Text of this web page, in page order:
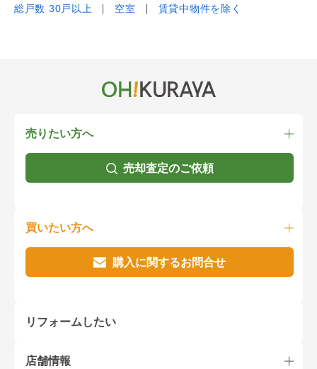
総戸数 30戸以上
空室 賃貸中物件を除く
売りたい方へ
売却査定のご依頼
買いたい方へ
購入に関するお問合せ
リフォームしたい
店舗情報